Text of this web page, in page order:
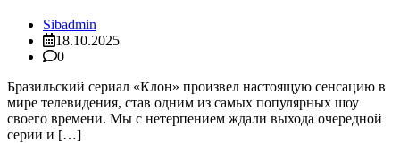
Sibadmin
18.10.2025
0
Бразильский сериал «Клон» произвел настоящую сенсацию в
мире телевидения, став одним из самых популярных шоу
своего времени. Мы с нетерпением ждали выхода очередной
серии и […]